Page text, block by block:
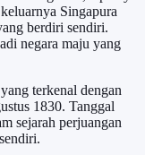
Singapura
berdiri sendiri.
negara maju yang
terkenal dengan
1830. Tanggal
sejarah perjuangan